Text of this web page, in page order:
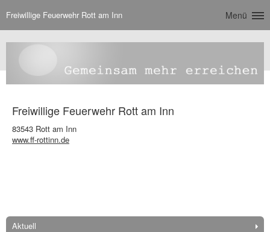
Freiwillige Feuerwehr Rott am Inn Menü
Freiwillige Feuerwehr Rott am Inn
83543 Rott am Inn
www.ff-rottinn.de
Aktuell